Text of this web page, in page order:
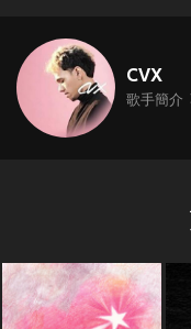
CVX
歌手簡介